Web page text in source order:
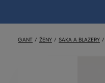
GANT ŽENY SAKA A BLAZERY